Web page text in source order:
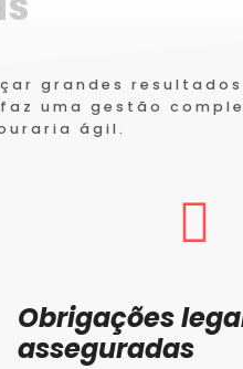
grandes
uma gestão
ágil.
Obrigações
asseguradas